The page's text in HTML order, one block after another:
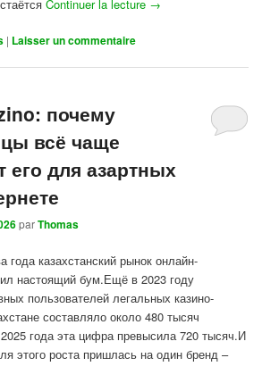
Continuer la lecture →
| Laisser un commentaire
почему
всё чаще
для азартных
parThomas
года казахстанский рынок онлайн-
настоящий бум.Ещё в 2023 году
пользователей легальных казино-
составляло около 480 тысяч
года эта цифра превысила 720 тысяч.И
этого роста пришлась на один бренд –